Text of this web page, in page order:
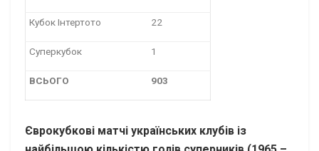
Кубок Інтертото 22
Суперкубок 1
ВСЬОГО 903
Єврокубкові матчі українських клубів із